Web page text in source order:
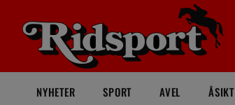
NYHETER SPORT AVEL ÅSIKT